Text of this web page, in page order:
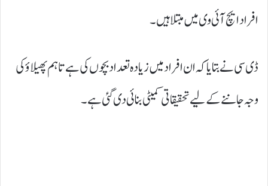
افراد ایچ آئی وی میں مبتلا ہیں۔
ڈی سی نے بتایا کہ ان افراد میں زیادہ تعداد بچوں کی ہے تاہم پھیلاؤ کی
وجہ جاننے کے لیے تحقیقاتی کمیٹی بنائی دی گئی ہے۔